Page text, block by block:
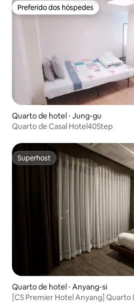
Preferido dos hóspedes
Preferido dos hóspedes
Quarto de hotel ⋅ Jung-gu
Quarto de Casal Hotel40Step
Superhost
Superhost
Quarto de hotel ⋅ Anyang-si
[CS Premier Hotel Anyang] Quarto